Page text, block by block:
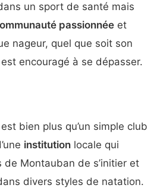
un sport de santé mais
passionnée et
nageur, quel que soit son
encouragé à se dépasser.
bien plus qu’un simple club
institution locale qui
Montauban de s’initier et
divers styles de natation.